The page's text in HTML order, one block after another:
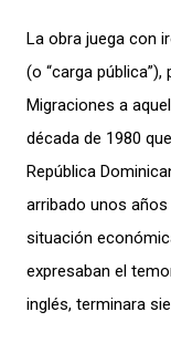
La obra juega con
(o “carga
Migraciones a
década de 1980
República
arribado unos
situación
expresaban el
inglés, terminara